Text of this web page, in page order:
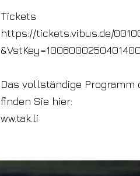
Tickets
https://tickets.vibus.de/
Das vollständige Programm
finden Sie hier:
ww.tak.li